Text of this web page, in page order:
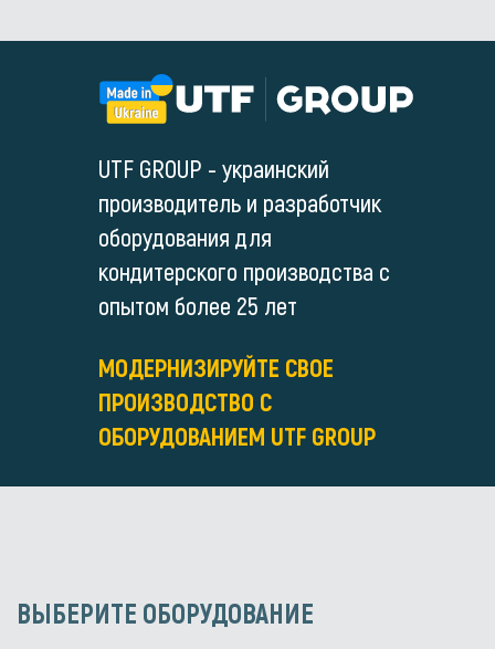
UTF GROUP - украинский
производитель и разработчик
оборудования для
кондитерского производства с
опытом более 25 лет
МОДЕРНИЗИРУЙТЕ СВОЕ
ПРОИЗВОДСТВО С
ОБОРУДОВАНИЕМ UTF GROUP
ВЫБЕРИТЕ ОБОРУДОВАНИЕ